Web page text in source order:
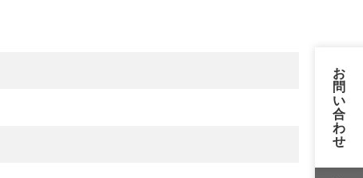
お
問
い
合
わ
せ